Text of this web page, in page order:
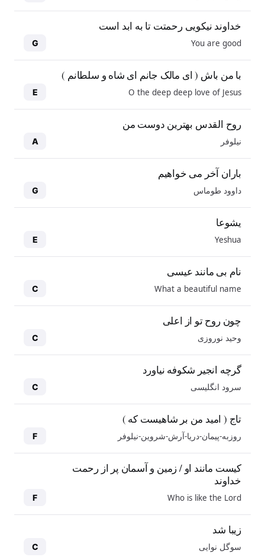
خداوند نیکویی رحمتت تا به ابد است
You are good
G
با من باش ( ای مالک جانم ای شاه و سلطانم )
O the deep deep love of Jesus
E
روح القدس بهترین دوست من
نیلوفر A
باران آخر می خواهیم
داوود طوماس G
یشوعا
Yeshua
E
نام بی مانند عیسی
What a beautiful name
C
چون روح تو از اعلی
وحید نوروزی C
گرچه انجیر شکوفه نیاورد
سرود انگلیسی C
تاج ( امید من بر شاهیست که )
روزبه-پیمان-دریا-آرش-شروین-نیلوفر F
کیست مانند او / زمین و آسمان پر از رحمت
خداوند
Who is like the Lord
F
زیبا شد
سوگل نوایی C